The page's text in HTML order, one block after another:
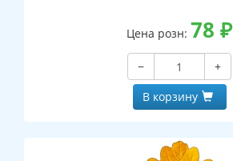
Цена розн: 78 ₽
−
+
В корзину